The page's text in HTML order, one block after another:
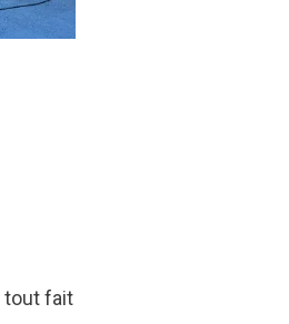
tout fait